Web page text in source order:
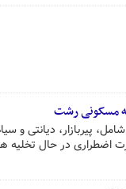
مسکونی رشت
پیربازار، دیانتی و
اضطراری در حال تخلیه